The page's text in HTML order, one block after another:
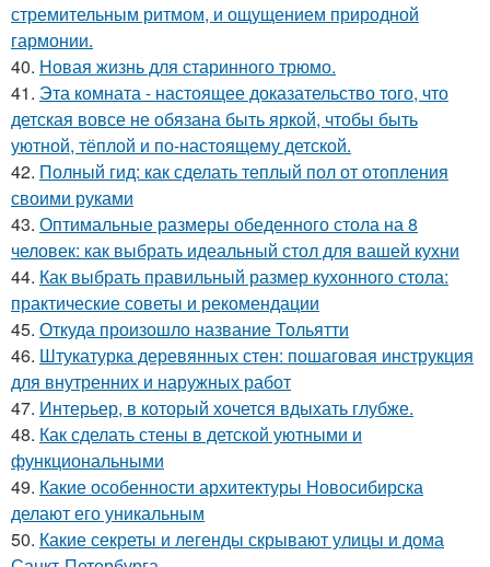
стремительным ритмом, и ощущением природной
гармонии.
40. Новая жизнь для старинного трюмо.
41. Эта комната - настоящее доказательство того, что
детская вовсе не обязана быть яркой, чтобы быть
уютной, тёплой и по-настоящему детской.
42. Полный гид: как сделать теплый пол от отопления
своими руками
43. Оптимальные размеры обеденного стола на 8
человек: как выбрать идеальный стол для вашей кухни
44. Как выбрать правильный размер кухонного стола:
практические советы и рекомендации
45. Откуда произошло название Тольятти
46. Штукатурка деревянных стен: пошаговая инструкция
для внутренних и наружных работ
47. Интерьер, в который хочется вдыхать глубже.
48. Как сделать стены в детской уютными и
функциональными
49. Какие особенности архитектуры Новосибирска
делают его уникальным
50. Какие секреты и легенды скрывают улицы и дома